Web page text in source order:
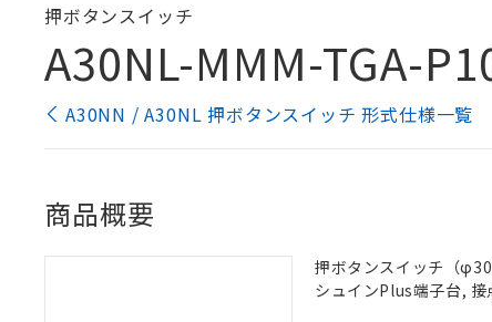
押ボタンスイッチ
A30NL-MMM-TGA-
A30NN / A30NL 押ボタンスイッチ 形式仕様一覧
商品概要
押ボタンスイッチ（
シュインPlus端子台,